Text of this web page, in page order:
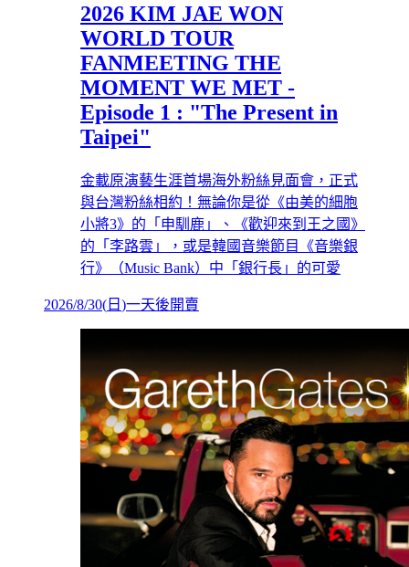
2026 KIM JAE WON
WORLD TOUR
FANMEETING THE
MOMENT WE MET -
Episode 1 : "The Present in
Taipei"
金載原演藝生涯首場海外粉絲見面會，正式
與台灣粉絲相約！無論你是從《由美的細胞
小將3》的「申馴鹿」、《歡迎來到王之國》
的「李路雲」，或是韓國音樂節目《音樂銀
行》（Music Bank）中「銀行長」的可愛
2026/8/30( 日 )一天後開賣